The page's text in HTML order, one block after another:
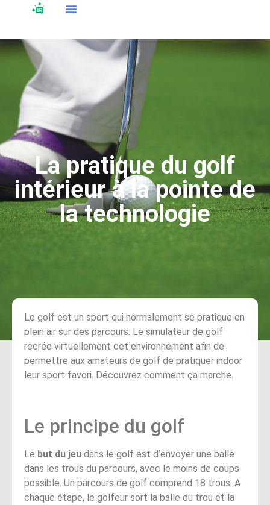
La pratique du golf
intérieur à la pointe de
la technologie
Le golf est un sport qui normalement se pratique en
plein air sur des parcours. Le simulateur de golf
recrée virtuellement cet environnement afin de
permettre aux amateurs de golf de pratiquer indoor
leur sport favori. Découvrez comment ça marche.
Le principe du golf
Le but du jeu dans le golf est d’envoyer une balle
dans les trous du parcours, avec le moins de coups
possible. Un parcours de golf comprend 18 trous. A
chaque étape, le golfeur sort la balle du trou et la